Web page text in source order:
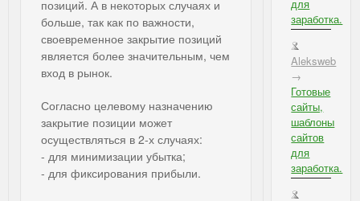
позиций. А в некоторых случаях и
больше, так как по важности,
своевременное закрытие позиций
является более значительным, чем
вход в рынок.
Согласно целевому назначению
закрытие позиции может
осуществляться в 2-х случаях:
- для минимизации убытка;
- для фиксирования прибыли.
для
заработка.
Aleksweb
→
Готовые
сайты,
шаблоны
сайтов
для
заработка.